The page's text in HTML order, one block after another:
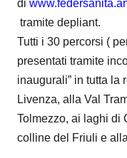
di
tramite depliant.
Tutti i 30 percorsi (
presentati tramite
inaugurali” in tutta la
Livenza, alla Val
Tolmezzo, ai laghi di
colline del Friuli e